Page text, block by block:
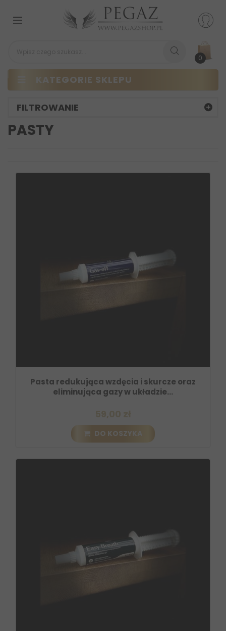
0
KATEGORIE SKLEPU
Przełącz
nawigacji
FILTROWANIE
PASTY
Pasta redukująca wzdęcia i skurcze oraz
eliminująca gazy w układzie...
DO KOSZYKA